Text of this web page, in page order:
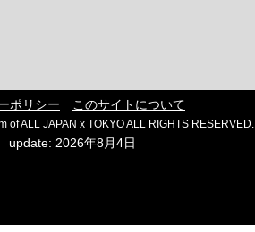
ポリシー このサイトについて
of ALL JAPAN x TOKYO ALL RIGHTS RESERVED.
update: 2026年8月4日